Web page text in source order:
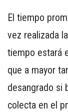
El tiempo
vez realizada
tiempo estará
que a mayor
desangrado si
colecta en el